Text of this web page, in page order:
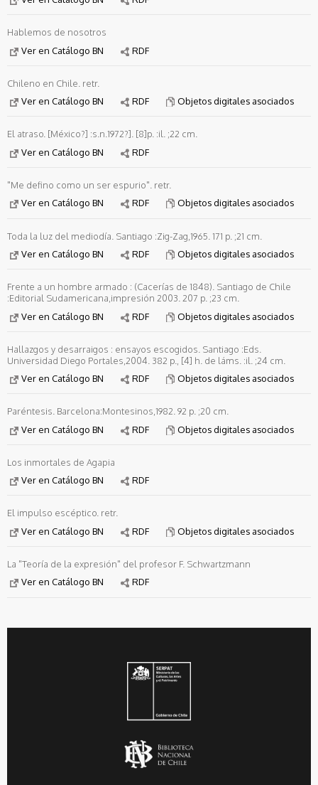
Hablemos de nosotros
Ver en Catálogo BN
RDF
Chileno en Chile. retr.
Ver en Catálogo BN
RDF Objetos digitales asociados
El atraso. [México?] :s.n.1972?]. [8]p. :il. ;22 cm.
Ver en Catálogo BN
RDF
"Me defino como un ser espurio". retr.
Ver en Catálogo BN
RDF Objetos digitales asociados
Toda la luz del mediodía. Santiago :Zig-Zag,1965. 171 p. ;21 cm.
Ver en Catálogo BN
RDF Objetos digitales asociados
Frente a un hombre armado : (Cacerías de 1848). Santiago de Chile
:Editorial Sudamericana,impresión 2003. 207 p. ;23 cm.
Ver en Catálogo BN
RDF Objetos digitales asociados
Hallazgos y desarraigos : ensayos escogidos. Santiago :Eds.
Universidad Diego Portales,2004. 382 p., [4] h. de láms. :il. ;24 cm.
Ver en Catálogo BN
RDF Objetos digitales asociados
Paréntesis. Barcelona:Montesinos,1982. 92 p. ;20 cm.
Ver en Catálogo BN
RDF Objetos digitales asociados
Los inmortales de Agapia
Ver en Catálogo BN
RDF
El impulso escéptico. retr.
Ver en Catálogo BN
RDF Objetos digitales asociados
La "Teoría de la expresión" del profesor F. Schwartzmann
Ver en Catálogo BN
RDF